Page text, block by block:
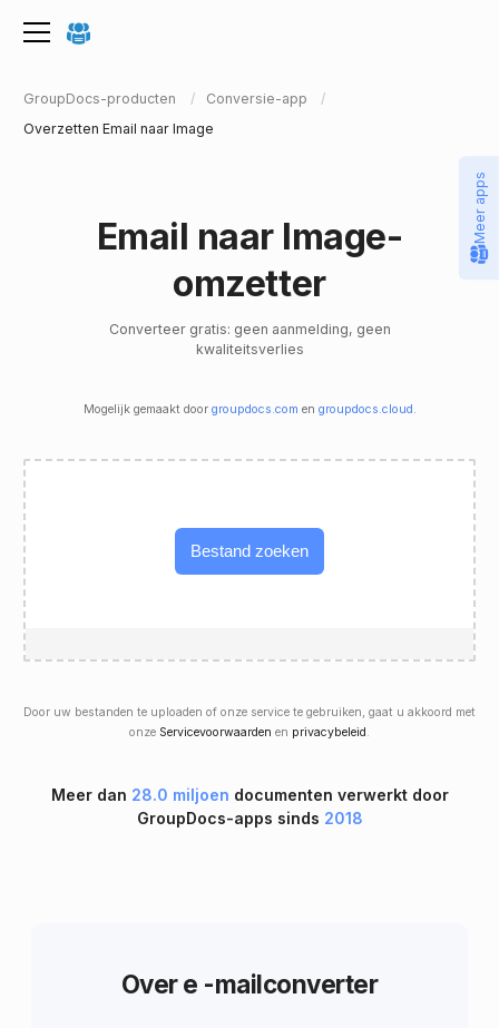
GroupDocs-producten
Conversie-app
Overzetten Email naar Image
Email naar Image-
omzetter
Converteer gratis: geen aanmelding, geen
kwaliteitsverlies
Mogelijk gemaakt door groupdocs.com en groupdocs.cloud .
Bestand zoeken
Door uw bestanden te uploaden of onze service te gebruiken, gaat u akkoord met
onze Servicevoorwaarden en privacybeleid.
Meer dan 28.0 miljoen documenten verwerkt door
GroupDocs-apps sinds 2018
Over e -mailconverter
Meer apps